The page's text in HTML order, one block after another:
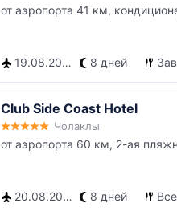
от аэропорта 41 км,
19.08.2026 8 дней
Club Side Coast Hotel
Чолаклы
от аэропорта 60 км, 2-ая
20.08.2026 8 дней